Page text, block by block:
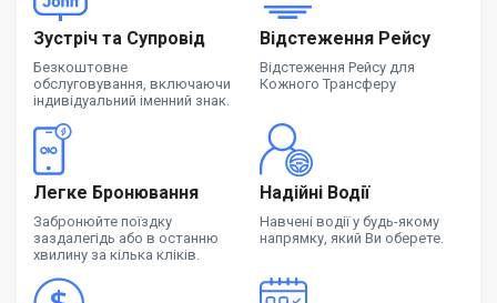
Зустріч та Супровід
Безкоштовне
обслуговування, включаючи
індивідуальний іменний знак.
Відстеження Рейсу
Відстеження Рейсу для
Кожного Трансферу
Легке Бронювання
Забронюйте поїздку
заздалегідь або в останню
хвилину за кілька кліків.
Надійні Водії
Навчені водії у будь-якому
напрямку, який Ви оберете.